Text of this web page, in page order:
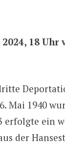
18
Mai 1940
erfolgte ein
der